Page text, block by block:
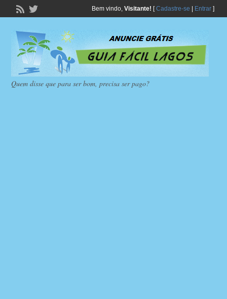
Bem vindo, Visitante! [Cadastre-se Entrar]
Quem disse que para ser bom, precisa ser pago?